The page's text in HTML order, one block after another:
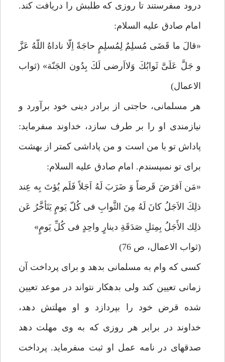
درود مى‏فرستند تا روزى كه طلبش را دريافت كند.
امام صادق عليه السلام:
«قالَ ما قَضَى مُسلِمٌ لِمُسلِمٍ حاجَةً اِلّا ناداهُ اللّهُ عَزَّ
و جَلَّ عَلَىَّ ثَوابُكَ وَلااَرضى لَكَ بِدُون الجَنّة» (ثواب
الاعمال)
هر مسلمانى، حاجتى از برادر دينى خود برآورد و
نيازمندى او را بر طرف سازد، خداوند مى‏فرمايد:
پاداش تو با من است و من پاداشى كمتر از بهشت
براى تو نمى‏پسندم. امام صادق عليه السلام:
«مَن اَقرَضَ قَرضاً وَ ضَرَبَ لَهُ اَجَلاً فَلَم يُؤتَ بِه عِند
ذلِكَ الاَجَلُ كانَ لَهُ مِنَ الثَّوابِ فى كُلّ يَومٍ يَتَأخَّرُ عَن
ذلِك الأَجَلُ بِمِثلِ صَدَقَةِ دينارٍ واحِدٍ فى كُلِّ يَومٍ»
(ثواب الاعمال، ص 76)
كسى كه وام به مسلمانى بدهد و براى پرداخت آن
زمانى تعيين كند ولى بدهكار نتواند در موعد تعيين
شده قرض خود را بپردازد و او مهلتش دهد،
خداوند در برابر هر روزى كه به وى مهلت دهد
صدقه‏اى در نامه عمل او ثبت مى‏فرمايد. پرداخت